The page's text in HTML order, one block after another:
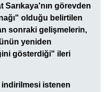
Sarıkaya'nın görevden
olduğu belirtilen
sonraki gelişmelerin,
yeniden
gösterdiği" ileri
indirilmesi istenen